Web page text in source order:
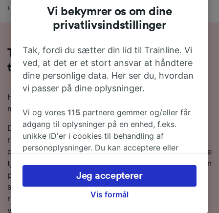
Hjem Togtider Tarragona til Asco
Tag toget fra Tarragona til Asco på 1
time 18 minutter
Hvis du vil vide mere om rejsen fra Tarragona til Asco
med toget, så er du kommet til det rette sted!
Det tager som regel omkring 1 time 37 minutter at
rejse 57 km fra Tarragona til Asco med toget, selv om
du kan nå dertil på 1 time 18 minutter med de hurtigste
tjenester. Normalt vil du finde omkring 3 tog om dagen
på denne rute. Du behøver ikke at bekymre dig om at
skulle skifte på vejen, da der er direkte tog til
rådighed. Som den største togoperatør på denne rute
vil du højst sandsynligt rejse på en Renfe-tjeneste på
Vi bekymrer os om dine
privatlivsindstillinger
Tak, fordi du sætter din lid til Trainline. Vi
ved, at det er et stort ansvar at håndtere
dine personlige data. Her ser du, hvordan
vi passer på dine oplysninger.
Vi og vores115 partnere gemmer og/eller får
adgang til oplysninger på en enhed, f.eks.
unikke ID'er i cookies til behandling af
personoplysninger. Du kan acceptere eller
herunder din ret til at gøre indsigelse, hvor
legitim interesse bruges, eller når som helst på
siden om privatlivspolitik. Disse valg
Vis formål
Jeg accepterer